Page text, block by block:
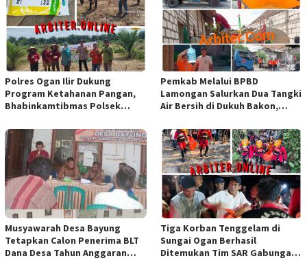
Polres Ogan Ilir Dukung
Program Ketahanan Pangan,
Bhabinkamtibmas Polsek
Jagung Pipil di Desa Sungai
Rambutan
Pemkab Melalui BPBD
Lamongan Salurkan Dua Tangki
Air Bersih di Dukuh Bakon,
Musyawarah Desa Bayung
Tetapkan Calon Penerima BLT
Dana Desa Tahun Anggaran
Tiga Korban Tenggelam di
Sungai Ogan Berhasil
Ditemukan Tim SAR Gabungan